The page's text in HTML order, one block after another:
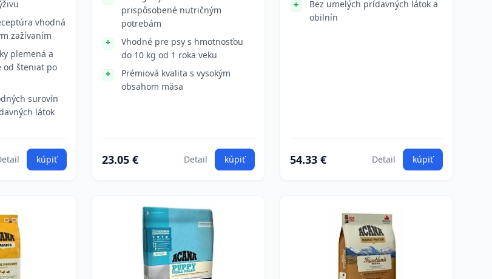
vhodná
zažívaním
plemená a
od šteniat po
surovín
látok
kúpiť
prispôsobené nutričným
potrebám
Vhodné pre psy s hmotnosťou
do 10 kg od 1 roka veku
Prémiová kvalita s vysokým
obsahom mäsa
23.05 € Detail kúpiť
Bez umelých prídavných látok a
obilnín
54.33 € Detail kúpiť